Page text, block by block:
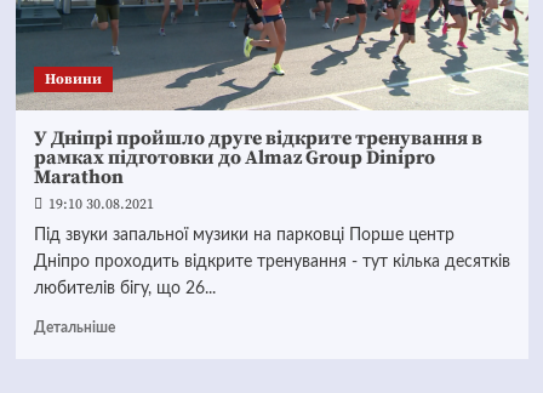
Новини
У Дніпрі пройшло друге відкрите тренування в
рамках підготовки до Almaz Group Dinipro
Marathon
19:10 30.08.2021
Під звуки запальної музики на парковці Порше центр
Дніпро проходить відкрите тренування - тут кілька десятків
любителів бігу, що 26...
Детальніше